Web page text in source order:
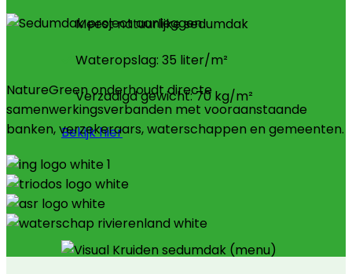
Meest natuurlijke sedumdak
Wateropslag: 35 liter/m²
Verzadigd gewicht: 70 kg/m²
Bekijk hier
NatureGreen onderhoudt directe
samenwerkingsverbanden met vooraanstaande
banken, verzekeraars, waterschappen en gemeenten.